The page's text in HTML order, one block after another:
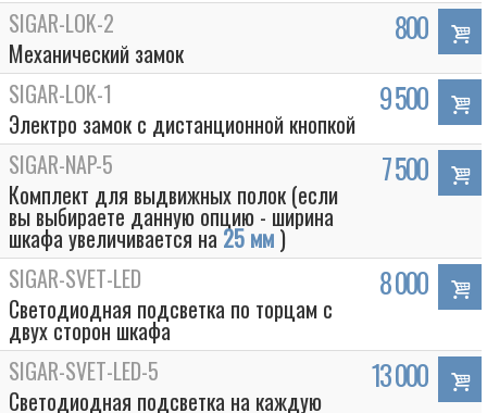
SIGAR-LOK-2
Механический замок
800
SIGAR-LOK-1
Электро замок с дистанционной кнопкой
9 500
SIGAR-NAP-5
Комплект для выдвижных полок (если
вы выбираете данную опцию - ширина
шкафа увеличивается на 25 мм )
7 500
SIGAR-SVET-LED
Светодиодная подсветка по торцам с
двух сторон шкафа
8 000
SIGAR-SVET-LED-5
Светодиодная подсветка на каждую
13 000